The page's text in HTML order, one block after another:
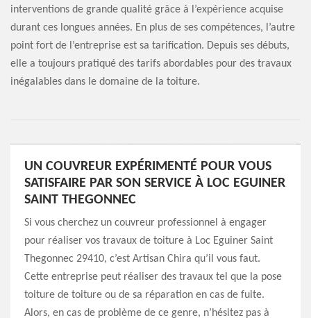
interventions de grande qualité grâce à l’expérience acquise
durant ces longues années. En plus de ses compétences, l’autre
point fort de l’entreprise est sa tarification. Depuis ses débuts,
elle a toujours pratiqué des tarifs abordables pour des travaux
inégalables dans le domaine de la toiture.
UN COUVREUR EXPÉRIMENTÉ POUR VOUS
SATISFAIRE PAR SON SERVICE À LOC EGUINER
SAINT THEGONNEC
Si vous cherchez un couvreur professionnel à engager
pour réaliser vos travaux de toiture à Loc Eguiner Saint
Thegonnec 29410, c’est Artisan Chira qu’il vous faut.
Cette entreprise peut réaliser des travaux tel que la pose
toiture de toiture ou de sa réparation en cas de fuite.
Alors, en cas de problème de ce genre, n’hésitez pas à